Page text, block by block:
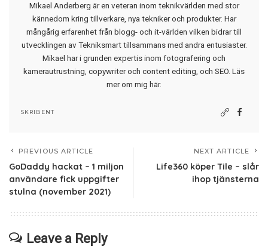
Mikael Anderberg är en veteran inom teknikvärlden med stor
kännedom kring tillverkare, nya tekniker och produkter. Har
mångårig erfarenhet från blogg- och it-världen vilken bidrar till
utvecklingen av Tekniksmart tillsammans med andra entusiaster.
Mikael har i grunden expertis inom fotografering och
kamerautrustning, copywriter och content editing, och SEO. Läs
mer om mig här.
SKRIBENT
PREVIOUS ARTICLE
GoDaddy hackat – 1 miljon
användare fick uppgifter
stulna (november 2021)
NEXT ARTICLE
Life360 köper Tile – slår
ihop tjänsterna
Leave a Reply